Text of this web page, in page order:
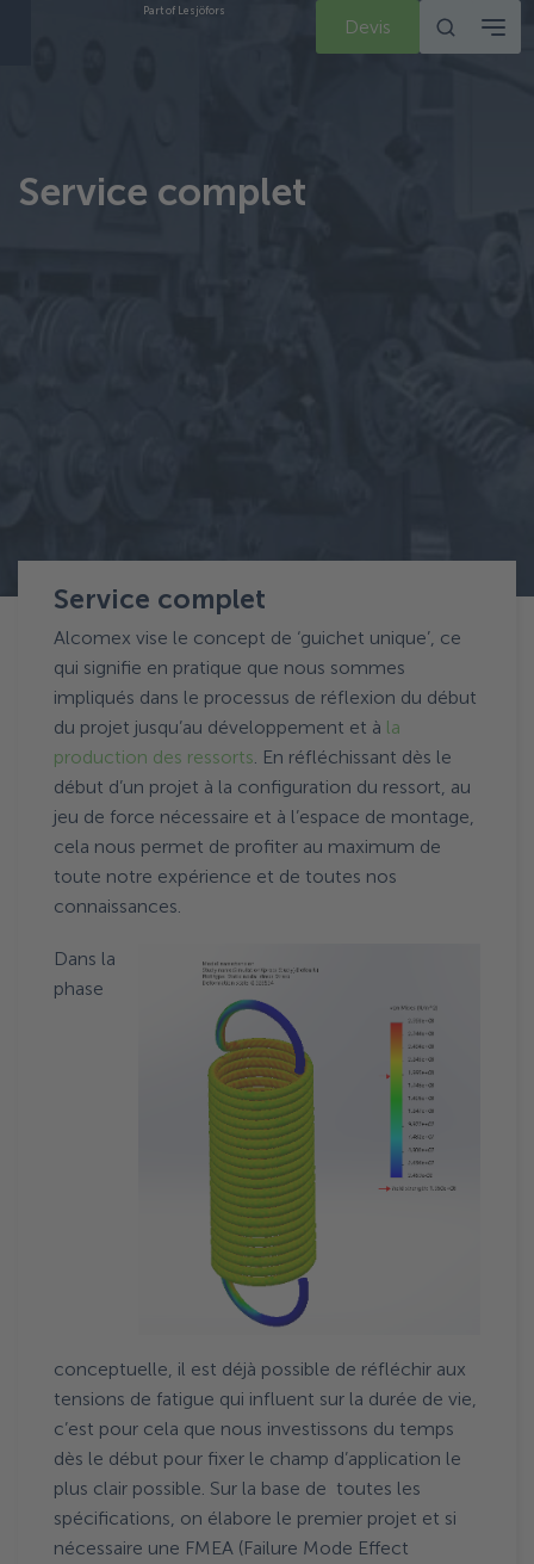
Part of Lesjöfors
Devis
Service complet
Technologie Service complet
Service complet
Alcomex vise le concept de ‘guichet unique’, ce
qui signifie en pratique que nous sommes
impliqués dans le processus de réflexion du début
du projet jusqu’au développement et à la
production des ressorts. En réfléchissant dès le
début d’un projet à la configuration du ressort, au
jeu de force nécessaire et à l’espace de montage,
cela nous permet de profiter au maximum de
toute notre expérience et de toutes nos
connaissances.
Dans la
phase
conceptuelle, il est déjà possible de réfléchir aux
tensions de fatigue qui influent sur la durée de vie,
c’est pour cela que nous investissons du temps
dès le début pour fixer le champ d’application le
plus clair possible. Sur la base de toutes les
spécifications, on élabore le premier projet et si
nécessaire une FMEA (Failure Mode Effect